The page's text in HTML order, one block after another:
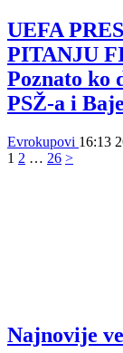
UEFA
PITANJU
Poznato ko
PSŽ-a i
Evrokupovi 16:13
1 2 … 26 >
Najnovije